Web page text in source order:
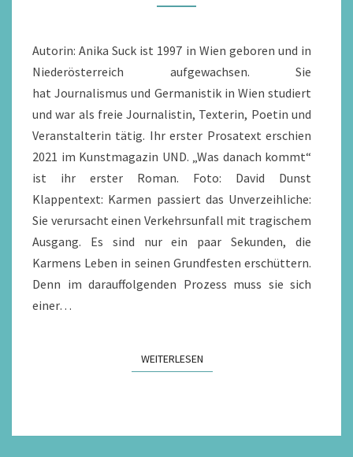
SUCK
REZENSION
Autorin: Anika Suck ist 1997 in Wien geboren und in
Niederösterreich aufgewachsen. Sie
hat Journalismus und Germanistik in Wien studiert
und war als freie Journalistin, Texterin, Poetin und
Veranstalterin tätig. Ihr erster Prosatext erschien
2021 im Kunstmagazin UND. „Was danach kommt“
ist ihr erster Roman. Foto: David Dunst
Klappentext: Karmen passiert das Unverzeihliche:
Sie verursacht einen Verkehrsunfall mit tragischem
Ausgang. Es sind nur ein paar Sekunden, die
Karmens Leben in seinen Grundfesten erschüttern.
Denn im darauffolgenden Prozess muss sie sich
einer…
WEITERLESENWEITERLESEN